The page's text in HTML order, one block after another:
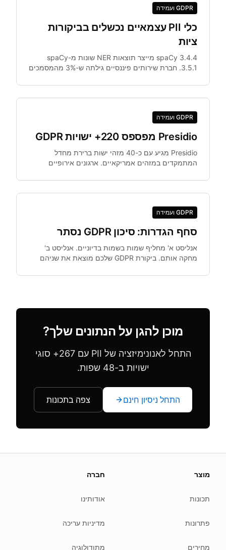
GDPR ועמידה
כלי PII עצמאיים נכשלים בביקורות
ציות
spaCy 3.4.4 מייצר תוצאות NER שונות מ-spaCy
3.5.1. חברת שירותים פיננסיים גילתה ש-3% מהמסמכים
GDPR ועמידה
Presidio מפספס 220+ ישויות GDPR
Presidio מגיע עם כ-40 מזהי ישות ברירת מחדל
המתמקדים במזהים אמריקאיים. ארגונים אירופיים
GDPR ועמידה
סחף הגדרות: סיכון GDPR נסתר
אנליסט א' מחליף שמות בשמות בדיוניים. אנליסט ב'
מחקה אותם. ביקורת GDPR שלכם מוצאת את שניהם
נופלים אליו.
מוכן להגן על הנתונים שלך?
התחל לאנונימיזציה של PII עם 267+ סוגי
ישויות ב-48 שפות.
התחל ניסיון חינם צפה בתכונות
update this page when our platform or the law changes.
Related reading
מוצר
תכונות
פתרונות
מחירים
חברה
אודותינו
מדיניות עריכה
מתודולוגיה